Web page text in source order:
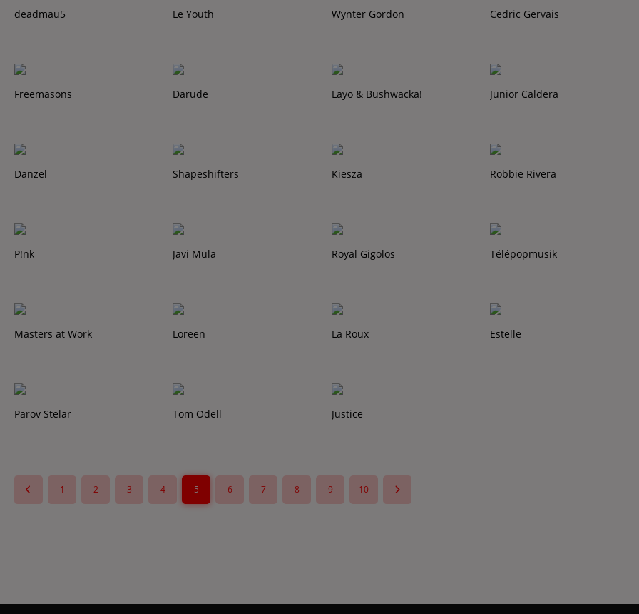
deadmau5 Le Youth Wynter Gordon Cedric Gervais
Freemasons Darude Layo & Bushwacka! Junior Caldera
Danzel Shapeshifters Kiesza Robbie Rivera
P!nk Javi Mula Royal Gigolos Télépopmusik
Masters at Work Loreen La Roux Estelle
Parov Stelar Tom Odell Justice
1 2 3 4 5 6 7 8 9 10